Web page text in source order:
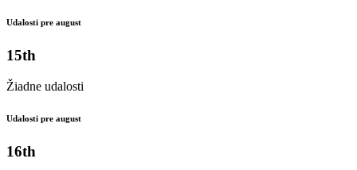
Udalosti pre august
15th
Žiadne udalosti
Udalosti pre august
16th